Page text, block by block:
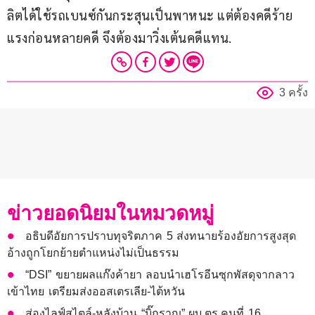
ลิตได้ใช้รถเบนซ์กันกระสุนเป็นพาหนะ แต่ต้องคดีร้าย
แรงก่อนหลายคดี จึงต้องมาวิ่งเต้นคดีแทน.
3 ครั้ง
ข่าวยอดนิยมในหมวดหมู่
อธิบดีอัยการปราบทุจริตภาค 5 ส่งทนายร้องอัยการสูงสุด
อ้างถูกโยกย้ายตำแหน่งไม่เป็นธรรม
“DSI” ขยายผลแก๊งค้ายา ลอบนำเฮโรอีนซุกพัสดุจากลาว
เข้าไทย เตรียมส่งออสเตรเลีย-ไต้หวัน